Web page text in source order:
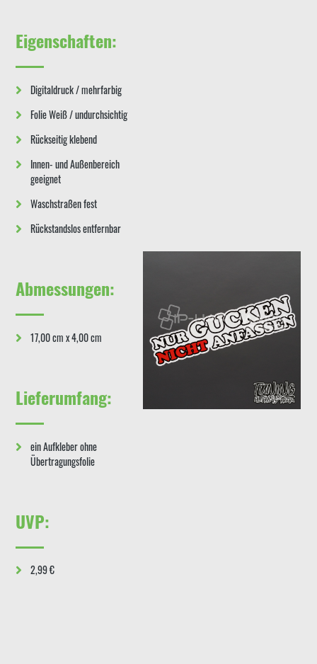
Eigenschaften:
Digitaldruck / mehrfarbig
Folie Weiß / undurchsichtig
Rückseitig klebend
Innen- und Außenbereich
geeignet
Waschstraßen fest
Rückstandslos entfernbar
Abmessungen:
17,00 cm x 4,00 cm
Lieferumfang:
ein Aufkleber ohne
Übertragungsfolie
UVP:
2,99 €